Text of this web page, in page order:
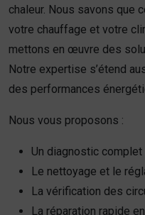
chaleur. Nous savons que
votre chauffage et votre
mettons en œuvre des
Notre expertise s’étend
des performances
Nous vous proposons :
Un diagnostic
Le nettoyage et le
La vérification des
La réparation rapide